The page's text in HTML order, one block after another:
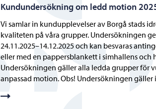
Kundundersökning om ledd motion
Vi samlar in kundupplevelser av Borgå stads
kvaliteten på våra grupper. Undersökningen
24.11.2025–14.12.2025 och kan besvaras
eller med en pappersblankett i simhallens
Undersökningen gäller alla ledda grupper för
anpassad motion. Obs! Undersökningen